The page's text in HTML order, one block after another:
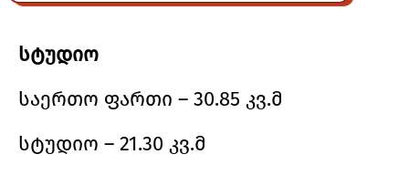
სტუდიო
საერთო ფართი – 30.85 კვ.მ
სტუდიო – 21.30 კვ.მ